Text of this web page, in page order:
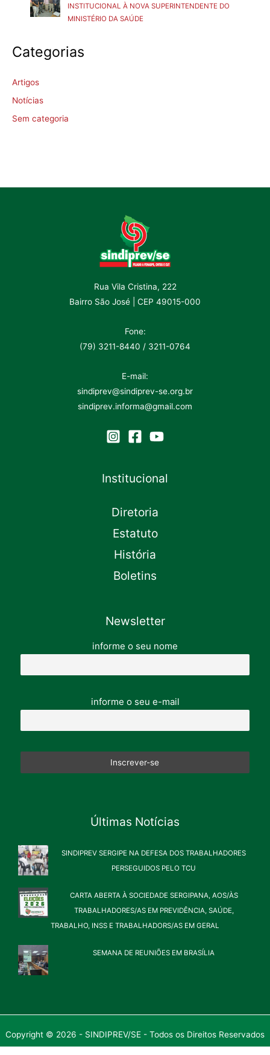
INSTITUCIONAL À NOVA SUPERINTENDENTE DO
MINISTÉRIO DA SAÚDE
Categorias
Artigos
Notícias
Sem categoria
Rua Vila Cristina, 222
Bairro São José | CEP 49015-000
Fone:
(79) 3211-8440 / 3211-0764
E-mail:
sindiprev@sindiprev-se.org.br
sindiprev.informa@gmail.com
Institucional
Diretoria
Estatuto
História
Boletins
Newsletter
informe o seu nome
informe o seu e-mail
Últimas Notícias
SINDIPREV SERGIPE NA DEFESA DOS TRABALHADORES
PERSEGUIDOS PELO TCU
CARTA ABERTA À SOCIEDADE SERGIPANA, AOS/ÀS
TRABALHADORES/AS EM PREVIDÊNCIA, SAÚDE,
TRABALHO, INSS E TRABALHADORS/AS EM GERAL
SEMANA DE REUNIÕES EM BRASÍLIA
Copyright © 2026 - SINDIPREV/SE - Todos os Direitos Reservados